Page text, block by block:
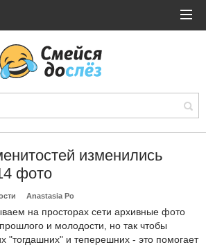
изменились
фото
Anastasia Po
на просторах сети архивные фото
и молодости, но так чтобы
"тогдашних" и теперешних - это помогает